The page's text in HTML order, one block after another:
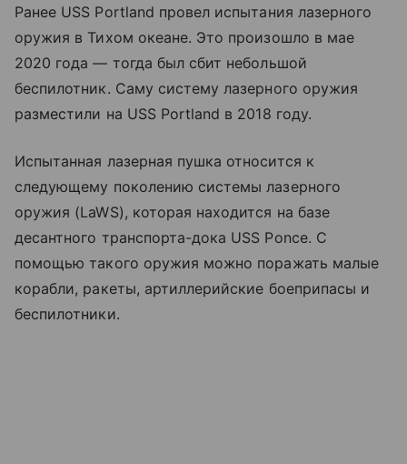
Ранее USS Portland провел испытания лазерного
оружия в Тихом океане. Это произошло в мае
2020 года— тогда был сбит небольшой
беспилотник. Саму систему лазерного оружия
разместили на USS Portland в 2018 году.
Испытанная лазерная пушка относится к
следующему поколению системы лазерного
оружия (LaWS), которая находится на базе
десантного транспорта-дока USS Ponce. С
помощью такого оружия можно поражать малые
корабли, ракеты, артиллерийские боеприпасы и
беспилотники.